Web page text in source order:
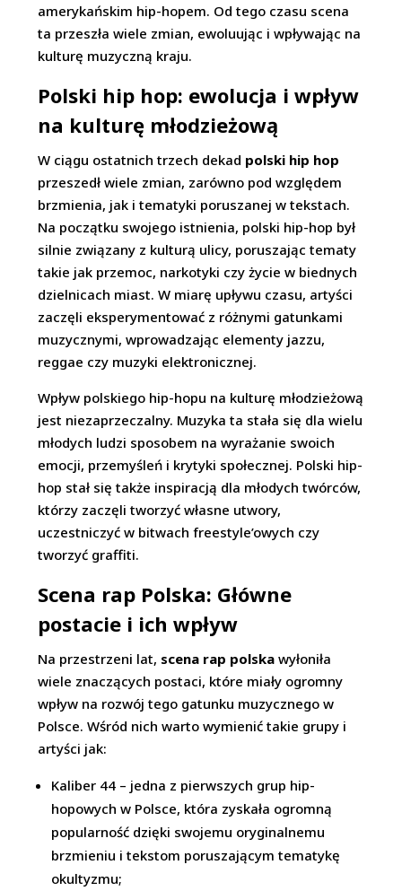
amerykańskim hip-hopem. Od tego czasu scena
ta przeszła wiele zmian, ewoluując i wpływając na
kulturę muzyczną kraju.
Polski hip hop: ewolucja i wpływ
na kulturę młodzieżową
W ciągu ostatnich trzech dekad polski hip hop
przeszedł wiele zmian, zarówno pod względem
brzmienia, jak i tematyki poruszanej w tekstach.
Na początku swojego istnienia, polski hip-hop był
silnie związany z kulturą ulicy, poruszając tematy
takie jak przemoc, narkotyki czy życie w biednych
dzielnicach miast. W miarę upływu czasu, artyści
zaczęli eksperymentować z różnymi gatunkami
muzycznymi, wprowadzając elementy jazzu,
reggae czy muzyki elektronicznej.
Wpływ polskiego hip-hopu na kulturę młodzieżową
jest niezaprzeczalny. Muzyka ta stała się dla wielu
młodych ludzi sposobem na wyrażanie swoich
emocji, przemyśleń i krytyki społecznej. Polski hip-
hop stał się także inspiracją dla młodych twórców,
którzy zaczęli tworzyć własne utwory,
uczestniczyć w bitwach freestyle’owych czy
tworzyć graffiti.
Scena rap Polska: Główne
postacie i ich wpływ
Na przestrzeni lat, scena rap polska wyłoniła
wiele znaczących postaci, które miały ogromny
wpływ na rozwój tego gatunku muzycznego w
Polsce. Wśród nich warto wymienić takie grupy i
artyści jak:
Kaliber 44 – jedna z pierwszych grup hip-
hopowych w Polsce, która zyskała ogromną
popularność dzięki swojemu oryginalnemu
brzmieniu i tekstom poruszającym tematykę
okultyzmu;